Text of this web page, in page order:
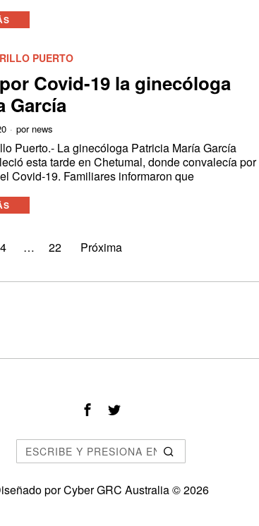
PUERTO
Covid-19 la ginecóloga
García
por news
Puerto.- La ginecóloga Patricia María García
esta tarde en Chetumal, donde convalecía
Covid-19. Familiares informaron que
4 … 22 Próxima
porCyber GRC Australia©2026